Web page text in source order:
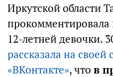
Иркутской области
прокомментировала
12-летней девочки.
рассказала на своей
«ВКонтакте», что в